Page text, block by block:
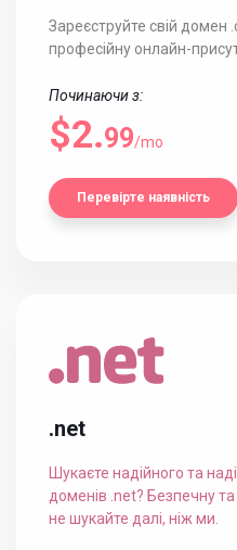
Зареєструйте свій домен
професійну онлайн-
Починаючи з:
$2.99/mo
Перевірте наявність
.net
Шукаєте надійного та
доменів .net? Безпечну
не шукайте далі, ніж ми.